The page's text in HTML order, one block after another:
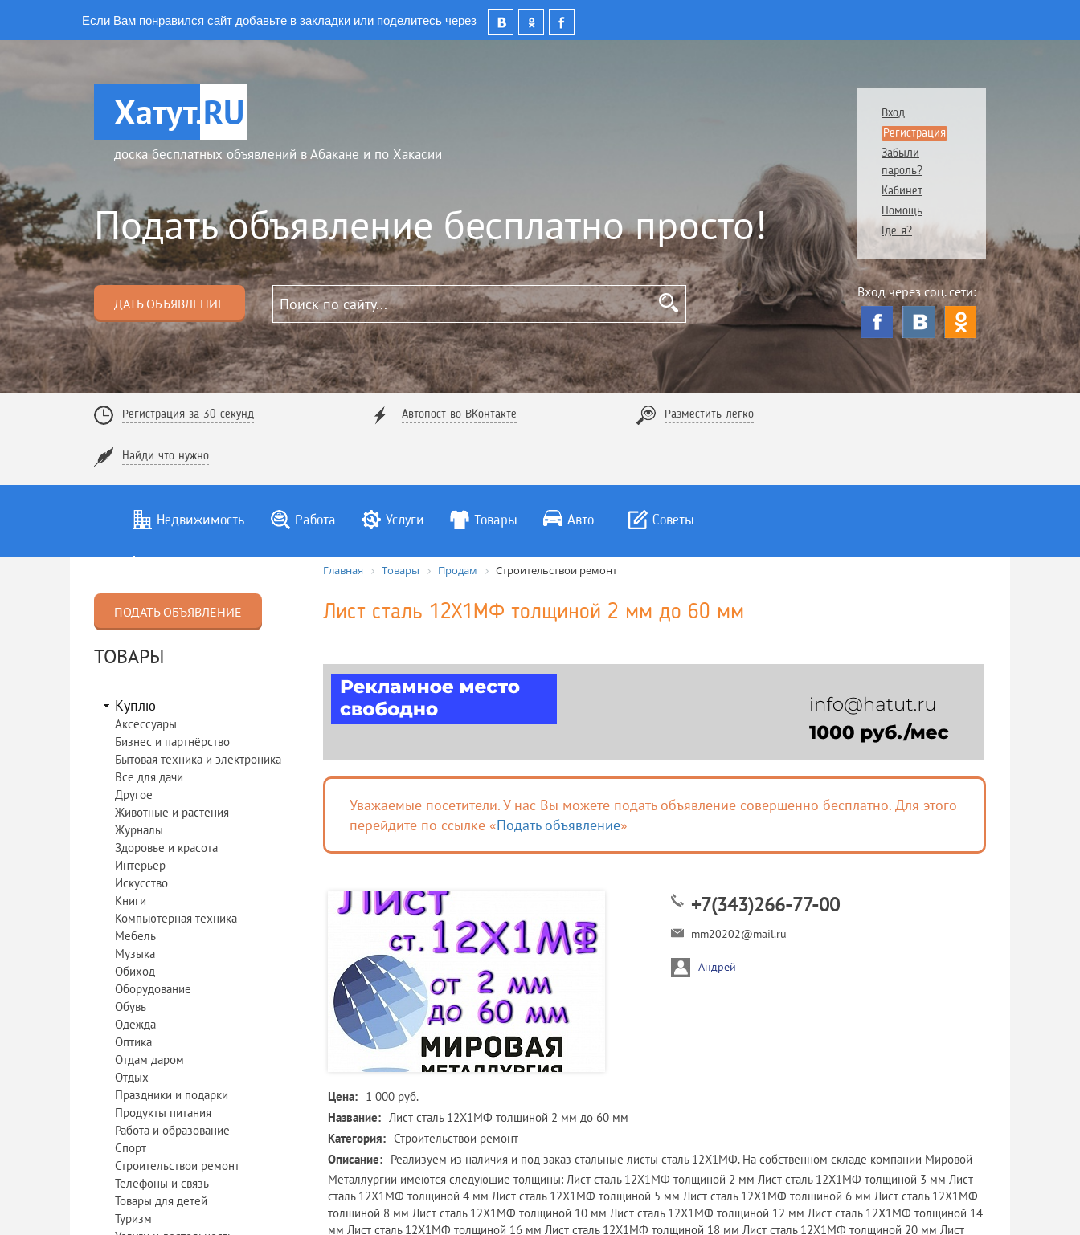
Если Вам понравился сайт добавьте в закладки или поделитесь через
Хатут.RU
доска бесплатных объявлений в Абакане и по Хакасии
Подать объявление бесплатно просто!
ДАТЬ ОБЪЯВЛЕНИЕ
Вход
Регистрация
Забыли
пароль?
Кабинет
Помощь
Где я?
Вход через соц. сети:
Регистрация за 30 секунд Автопост во ВКонтакте Разместить легко
Найди что нужно
Недвижимость Работа Услуги Товары Авто Советы
ПОДАТЬ ОБЪЯВЛЕНИЕ
ТОВАРЫ
Куплю
Аксессуары
Бизнес и партнёрство
Бытовая техника и электроника
Все для дачи
Другое
Животные и растения
Журналы
Здоровье и красота
Интерьер
Искусство
Книги
Компьютерная техника
Мебель
Музыка
Обиход
Оборудование
Обувь
Одежда
Оптика
Отдам даром
Отдых
Праздники и подарки
Продукты питания
Работа и образование
Спорт
Строительствои ремонт
Телефоны и связь
Товары для детей
Туризм
Главная Товары Продам Строительствои ремонт
Лист сталь 12Х1МФ толщиной 2 мм до 60 мм
Уважаемые посетители. У нас Вы можете подать объявление совершенно бесплатно. Для этого
перейдите по ссылке «Подать объявление»
+7(343)266-77-00
mm20202@mail.ru
Андрей
Цена: 1 000 руб.
Название: Лист сталь 12Х1МФ толщиной 2 мм до 60 мм
Категория: Строительствои ремонт
Описание: Реализуем из наличия и под заказ стальные листы сталь 12Х1МФ. На собственном складе компании Мировой
Металлургии имеются следующие толщины: Лист сталь 12Х1МФ толщиной 2 мм Лист сталь 12Х1МФ толщиной 3 мм Лист
сталь 12Х1МФ толщиной 4 мм Лист сталь 12Х1МФ толщиной 5 мм Лист сталь 12Х1МФ толщиной 6 мм Лист сталь 12Х1МФ
толщиной 8 мм Лист сталь 12Х1МФ толщиной 10 мм Лист сталь 12Х1МФ толщиной 12 мм Лист сталь 12Х1МФ толщиной 14
мм Лист сталь 12Х1МФ толщиной 16 мм Лист сталь 12Х1МФ толщиной 18 мм Лист сталь 12Х1МФ толщиной 20 мм Лист